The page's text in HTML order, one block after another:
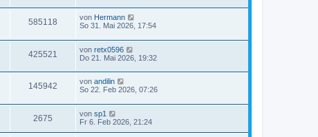
585118 von Hermann
So 31. Mai 2026, 17:54
425521 von retx0596
Do 21. Mai 2026, 19:32
145942 von andilin
So 22. Feb 2026, 07:26
2675 von sp1
Fr 6. Feb 2026, 21:24